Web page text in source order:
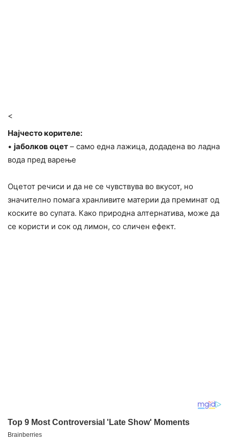
<
Најчесто корителе:
• јаболков оцет – само една лажица, додадена во ладна
вода пред варење
Оцетот речиси и да не се чувствува во вкусот, но
значително помага хранливите материи да преминат од
коските во супата. Како природна алтернатива, може да
се користи и сок од лимон, со сличен ефект.